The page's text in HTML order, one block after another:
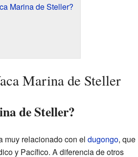
Marina de Steller?
Marina de Steller
de Steller?
muy relacionado con el dugongo, que
y Pacífico. A diferencia de otros